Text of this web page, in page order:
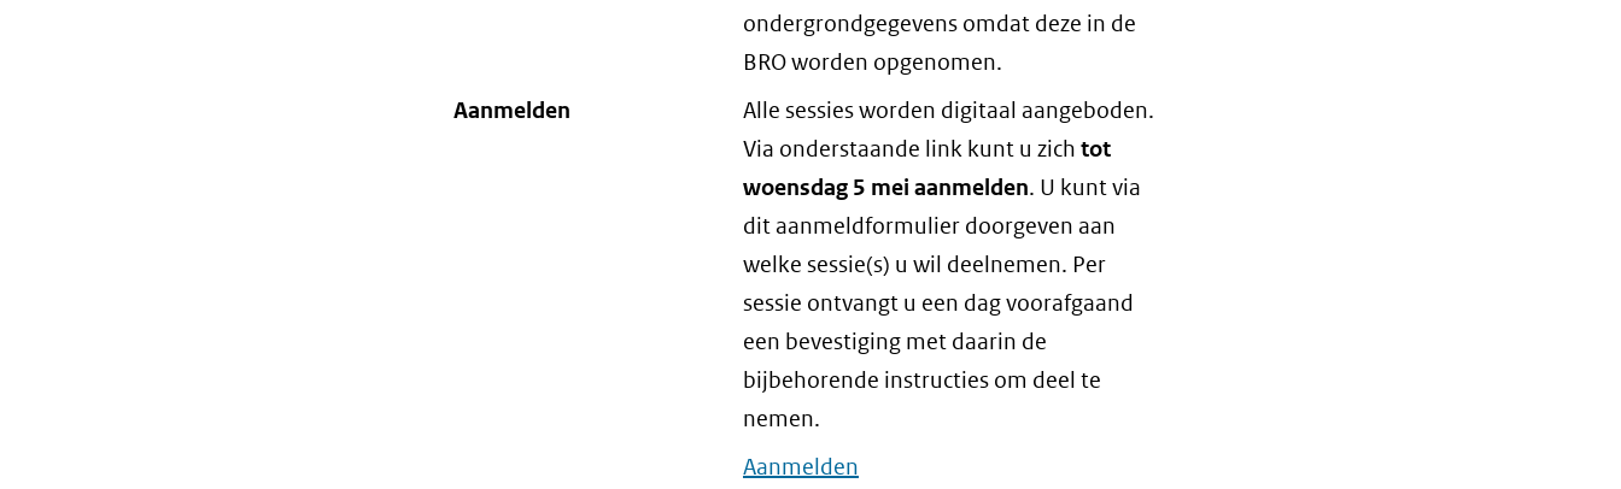
ondergrondgegevens omdat deze in de
BRO worden opgenomen.
Aanmelden
Alle sessies worden digitaal aangeboden.
Via onderstaande link kunt u zich tot
woensdag 5 mei aanmelden. U kunt via
dit aanmeldformulier doorgeven aan
welke sessie(s) u wil deelnemen. Per
sessie ontvangt u een dag voorafgaand
een bevestiging met daarin de
bijbehorende instructies om deel te
nemen.
Aanmelden